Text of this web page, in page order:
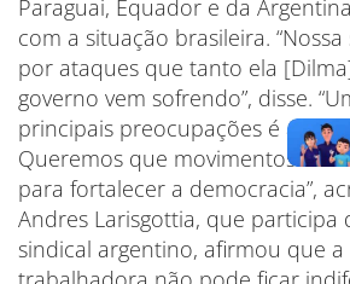
Paraguai, Equador e da
com a situação brasileira.
por ataques que tanto ela
governo vem sofrendo”, disse.
principais preocupações é a
Queremos que movimentos
para fortalecer a democracia”,
Andres Larisgottia, que participa
sindical argentino, afirmou que a